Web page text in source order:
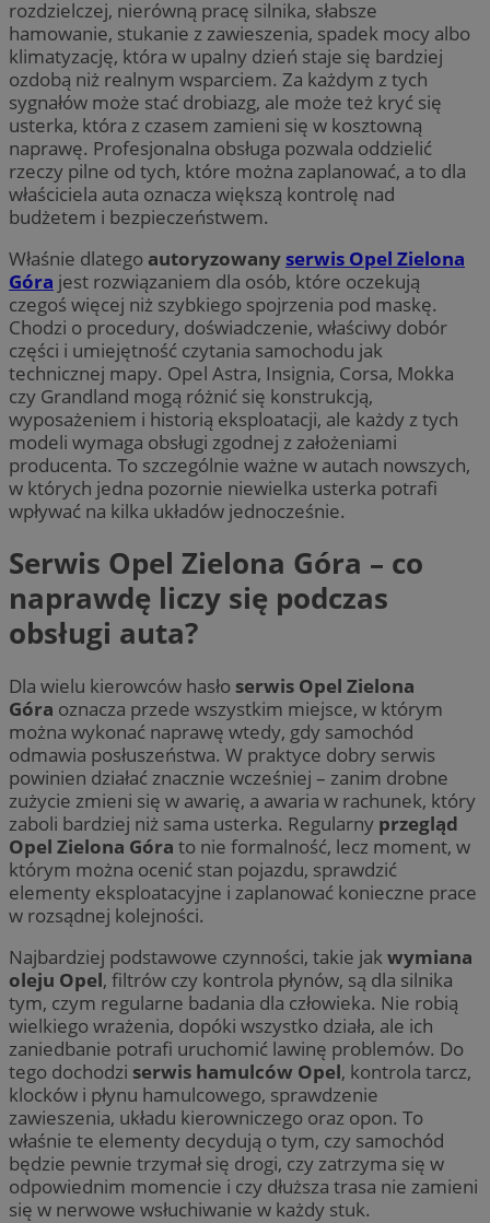
rozdzielczej, nierówną pracę silnika, słabsze
hamowanie, stukanie z zawieszenia, spadek mocy albo
klimatyzację, która w upalny dzień staje się bardziej
ozdobą niż realnym wsparciem. Za każdym z tych
sygnałów może stać drobiazg, ale może też kryć się
usterka, która z czasem zamieni się w kosztowną
naprawę. Profesjonalna obsługa pozwala oddzielić
rzeczy pilne od tych, które można zaplanować, a to dla
właściciela auta oznacza większą kontrolę nad
budżetem i bezpieczeństwem.
Właśnie dlatego autoryzowanyserwis Opel Zielona
Góra jest rozwiązaniem dla osób, które oczekują
czegoś więcej niż szybkiego spojrzenia pod maskę.
Chodzi o procedury, doświadczenie, właściwy dobór
części i umiejętność czytania samochodu jak
technicznej mapy. Opel Astra, Insignia, Corsa, Mokka
czy Grandland mogą różnić się konstrukcją,
wyposażeniem i historią eksploatacji, ale każdy z tych
modeli wymaga obsługi zgodnej z założeniami
producenta. To szczególnie ważne w autach nowszych,
w których jedna pozornie niewielka usterka potrafi
wpływać na kilka układów jednocześnie.
Serwis Opel Zielona Góra – co
naprawdę liczy się podczas
obsługi auta?
Dla wielu kierowców hasło serwis Opel Zielona
Góra oznacza przede wszystkim miejsce, w którym
można wykonać naprawę wtedy, gdy samochód
odmawia posłuszeństwa. W praktyce dobry serwis
powinien działać znacznie wcześniej – zanim drobne
zużycie zmieni się w awarię, a awaria w rachunek, który
zaboli bardziej niż sama usterka. Regularny przegląd
Opel Zielona Góra to nie formalność, lecz moment, w
którym można ocenić stan pojazdu, sprawdzić
elementy eksploatacyjne i zaplanować konieczne prace
w rozsądnej kolejności.
Najbardziej podstawowe czynności, takie jakwymiana
oleju Opel, filtrów czy kontrola płynów, są dla silnika
tym, czym regularne badania dla człowieka. Nie robią
wielkiego wrażenia, dopóki wszystko działa, ale ich
zaniedbanie potrafi uruchomić lawinę problemów. Do
tego dochodzi serwis hamulców Opel, kontrola tarcz,
klocków i płynu hamulcowego, sprawdzenie
zawieszenia, układu kierowniczego oraz opon. To
właśnie te elementy decydują o tym, czy samochód
będzie pewnie trzymał się drogi, czy zatrzyma się w
odpowiednim momencie i czy dłuższa trasa nie zamieni
się w nerwowe wsłuchiwanie w każdy stuk.